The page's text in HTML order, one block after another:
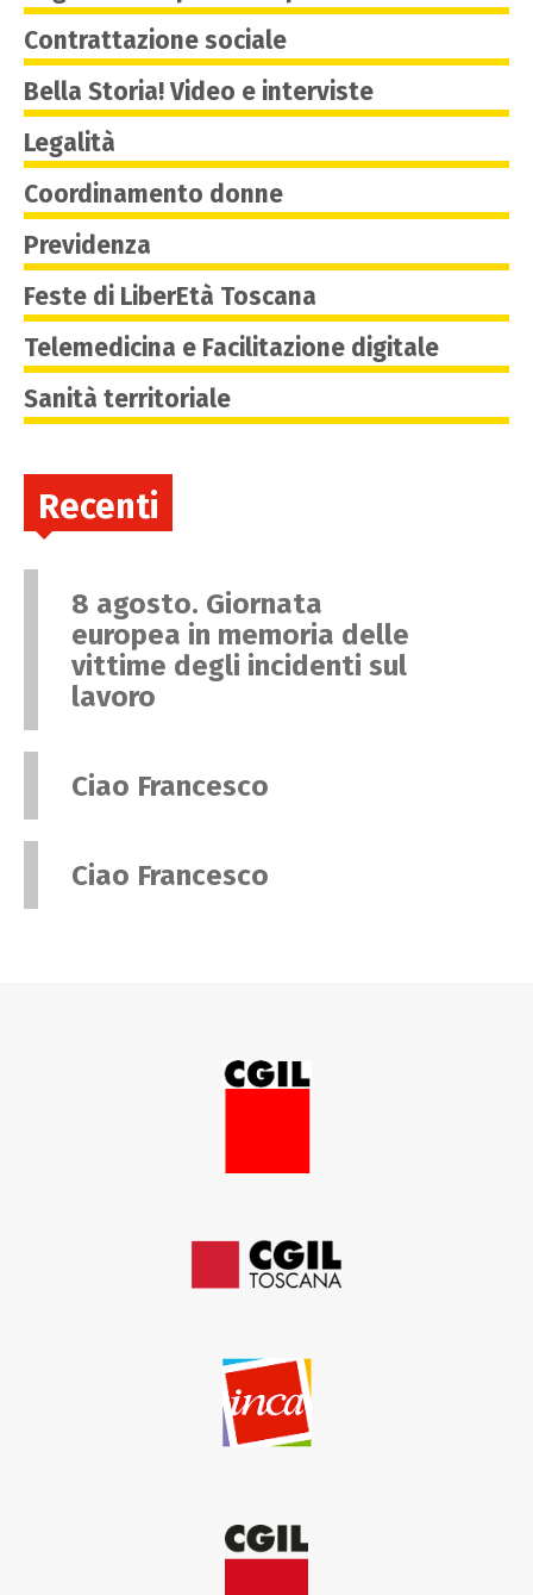
Contrattazione sociale
Bella Storia! Video e interviste
Legalità
Coordinamento donne
Previdenza
Feste di LiberEtà Toscana
Telemedicina e Facilitazione digitale
Sanità territoriale
Recenti
8 agosto. Giornata
europea in memoria delle
vittime degli incidenti sul
lavoro
Ciao Francesco
Ciao Francesco